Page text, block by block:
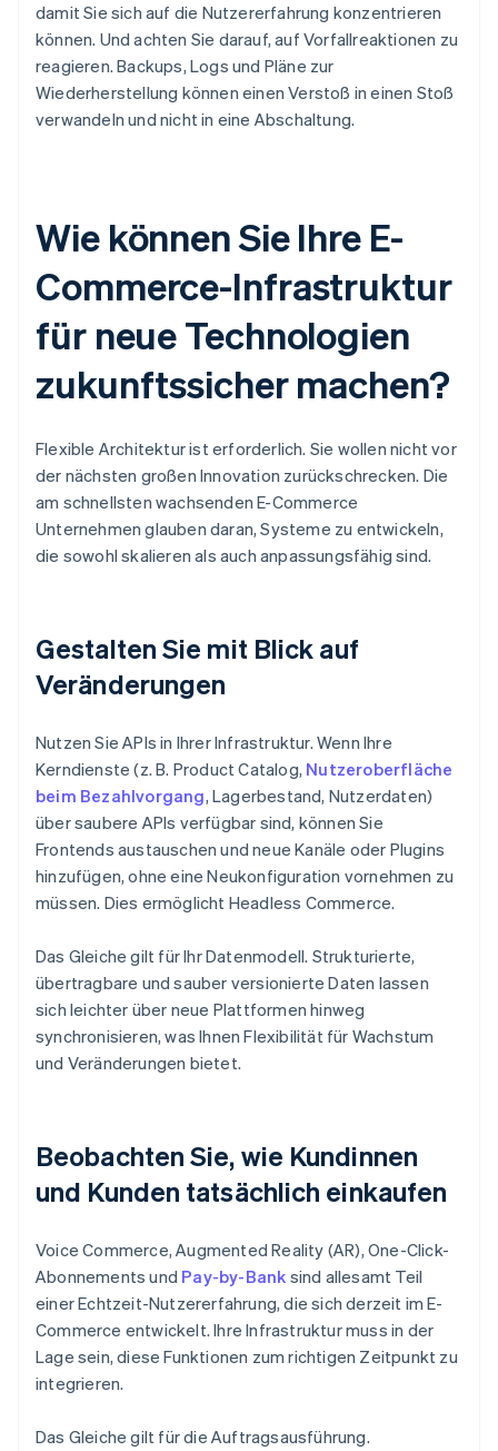
damit Sie sich auf die Nutzererfahrung konzentrieren
können. Und achten Sie darauf, auf Vorfallreaktionen zu
reagieren. Backups, Logs und Pläne zur
Wiederherstellung können einen Verstoß in einen Stoß
verwandeln und nicht in eine Abschaltung.
Wie können Sie Ihre E-
Commerce-Infrastruktur
für neue Technologien
zukunftssicher machen?
Flexible Architektur ist erforderlich. Sie wollen nicht vor
der nächsten großen Innovation zurückschrecken. Die
am schnellsten wachsenden E-Commerce
Unternehmen glauben daran, Systeme zu entwickeln,
die sowohl skalieren als auch anpassungsfähig sind.
Gestalten Sie mit Blick auf
Veränderungen
Nutzen Sie APIs in Ihrer Infrastruktur. Wenn Ihre
Kerndienste (z. B. Product Catalog, Nutzeroberfläche
beim Bezahlvorgang, Lagerbestand, Nutzerdaten)
über saubere APIs verfügbar sind, können Sie
Frontends austauschen und neue Kanäle oder Plugins
hinzufügen, ohne eine Neukonfiguration vornehmen zu
müssen. Dies ermöglicht Headless Commerce.
Das Gleiche gilt für Ihr Datenmodell. Strukturierte,
übertragbare und sauber versionierte Daten lassen
sich leichter über neue Plattformen hinweg
synchronisieren, was Ihnen Flexibilität für Wachstum
und Veränderungen bietet.
Beobachten Sie, wie Kundinnen
und Kunden tatsächlich einkaufen
Voice Commerce, Augmented Reality (AR), One-Click-
Abonnements und Pay-by-Bank sind allesamt Teil
einer Echtzeit-Nutzererfahrung, die sich derzeit im E-
Commerce entwickelt. Ihre Infrastruktur muss in der
Lage sein, diese Funktionen zum richtigen Zeitpunkt zu
integrieren.
Das Gleiche gilt für die Auftragsausführung.